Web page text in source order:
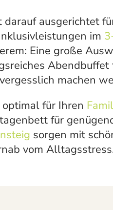
darauf ausgerichtet
im
Eine große
machen
für Ihren
für
sorgen mit
vom